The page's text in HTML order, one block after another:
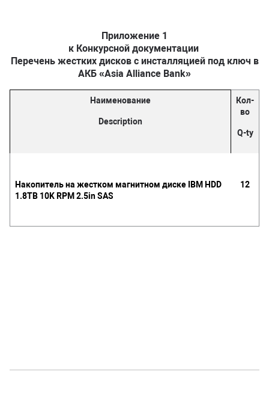
Приложение 1
к Конкурсной документации
Перечень жестких дисков с инсталляцией под ключ в
АКБ «Asia Alliance Bank»
Наименование
Description
Кол-
во
Q-ty
Накопитель на жестком магнитном диске IBM HDD
1.8TB 10K RPM 2.5inSAS
12